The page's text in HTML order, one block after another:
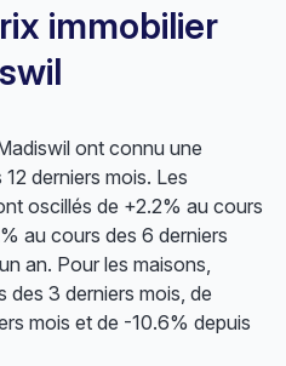
immobilier
ont connu une
derniers mois. Les
oscillés de +2.2% au cours
au cours des 6 derniers
an. Pour les maisons,
des 3 derniers mois, de
mois et de -10.6% depuis